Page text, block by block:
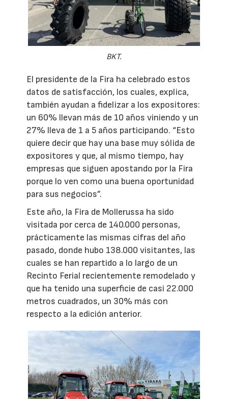
BKT.
El presidente de la Fira ha celebrado estos
datos de satisfacción, los cuales, explica,
también ayudan a fidelizar a los expositores:
un 60% llevan más de 10 años viniendo y un
27% lleva de 1 a 5 años participando. “Esto
quiere decir que hay una base muy sólida de
expositores y que, al mismo tiempo, hay
empresas que siguen apostando por la Fira
porque lo ven como una buena oportunidad
para sus negocios”.
Este año, la Fira de Mollerussa ha sido
visitada por cerca de 140.000 personas,
prácticamente las mismas cifras del año
pasado, donde hubo 138.000 visitantes, las
cuales se han repartido a lo largo de un
Recinto Ferial recientemente remodelado y
que ha tenido una superficie de casi 22.000
metros cuadrados, un 30% más con
respecto a la edición anterior.